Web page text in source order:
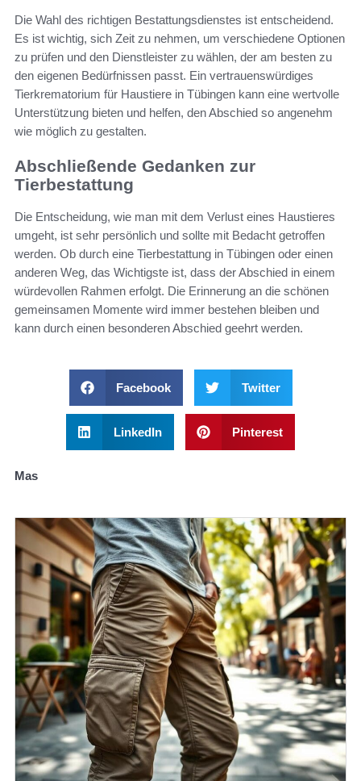
Die Wahl des richtigen Bestattungsdienstes ist entscheidend.
Es ist wichtig, sich Zeit zu nehmen, um verschiedene Optionen
zu prüfen und den Dienstleister zu wählen, der am besten zu
den eigenen Bedürfnissen passt. Ein vertrauenswürdiges
Tierkrematorium für Haustiere in Tübingen kann eine wertvolle
Unterstützung bieten und helfen, den Abschied so angenehm
wie möglich zu gestalten.
Abschließende Gedanken zur
Tierbestattung
Die Entscheidung, wie man mit dem Verlust eines Haustieres
umgeht, ist sehr persönlich und sollte mit Bedacht getroffen
werden. Ob durch eine Tierbestattung in Tübingen oder einen
anderen Weg, das Wichtigste ist, dass der Abschied in einem
würdevollen Rahmen erfolgt. Die Erinnerung an die schönen
gemeinsamen Momente wird immer bestehen bleiben und
kann durch einen besonderen Abschied geehrt werden.
Facebook Twitter
LinkedIn Pinterest
Mas